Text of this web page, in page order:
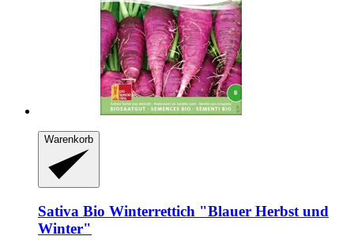
Warenkorb
Sativa Bio Winterrettich "Blauer Herbst und
Winter"